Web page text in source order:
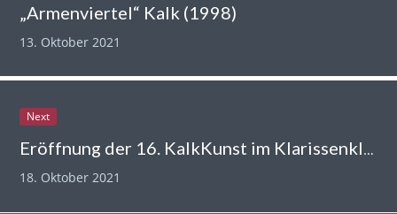
„Armenviertel“ Kalk (1998)
13. Oktober 2021
Next
Eröffnung der 16. KalkKunst im Klarissenkloster am Freitag, den 22.10.2021
18. Oktober 2021